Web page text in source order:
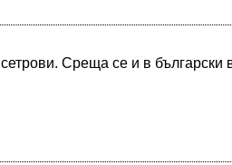
Среща се и в български